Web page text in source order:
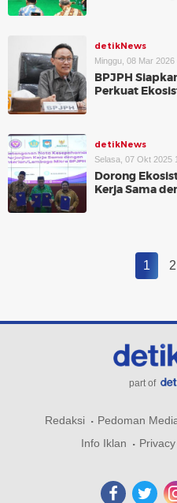
detikNews
Minggu, 08 Mar 2026
BPJPH
Perkuat
detikNews
Selasa, 07 Okt 2025
Dorong
Kerja Sama
1 2
part of
Redaksi Pedoman
Info Iklan